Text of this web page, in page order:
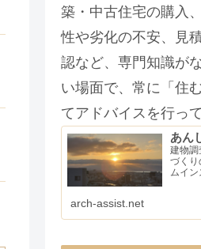
築・中古住宅の購入
性や劣化の不安、見
認など、専門知識が
い場面で、常に「住
てアドバイスを行っ
あん
建物
づくり
ムイン
arch-assist.net